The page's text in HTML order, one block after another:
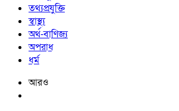
তথ্যপ্রযুক্তি
স্বাস্থ্য
অর্থ-বাণিজ্য
অপরাধ
ধর্ম
আরও